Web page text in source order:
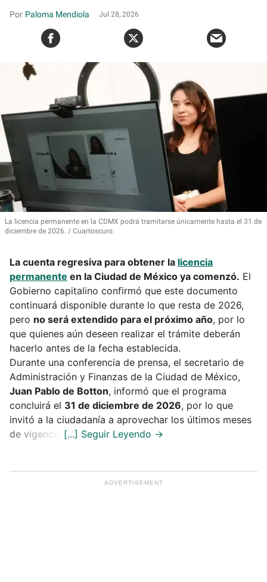
Paloma Mendiola Jul 28, 2026
La licencia permanente en la CDMX podrá tramitarse únicamente hasta el 31 de
diciembre de 2026.
Cuartoscuro.
La cuenta regresiva para obtener la licencia
permanente en la Ciudad de México ya comenzó. El
Gobierno capitalino confirmó que este documento
continuará disponible durante lo que resta de 2026,
pero no será extendido para el próximo año, por lo
que quienes aún deseen realizar el trámite deberán
hacerlo antes de la fecha establecida.
Durante una conferencia de prensa, el secretario de
Administración y Finanzas de la Ciudad de México,
Juan Pablo de Botton, informó que el programa
concluirá el 31 de diciembre de 2026, por lo que
invitó a la ciudadanía a aprovechar los últimos meses
de vigencia.